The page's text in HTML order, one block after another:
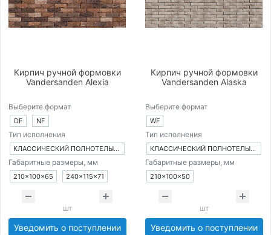
Кирпич ручной формовки
Vandersanden Alexia
Выберите формат
DF NF
Тип исполнения
КЛАССИЧЕСКИЙ ПОЛНОТЕЛЫЙ КИРПИЧ
Габаритные размеры, мм
210×100×65 240×115×71
шт
Уведомить о поступлении
Кирпич ручной формовки
Vandersanden Alaska
Выберите формат
WF
Тип исполнения
КЛАССИЧЕСКИЙ ПОЛНОТЕЛЫЙ КИРПИЧ
Габаритные размеры, мм
210×100×50
шт
Уведомить о поступлении